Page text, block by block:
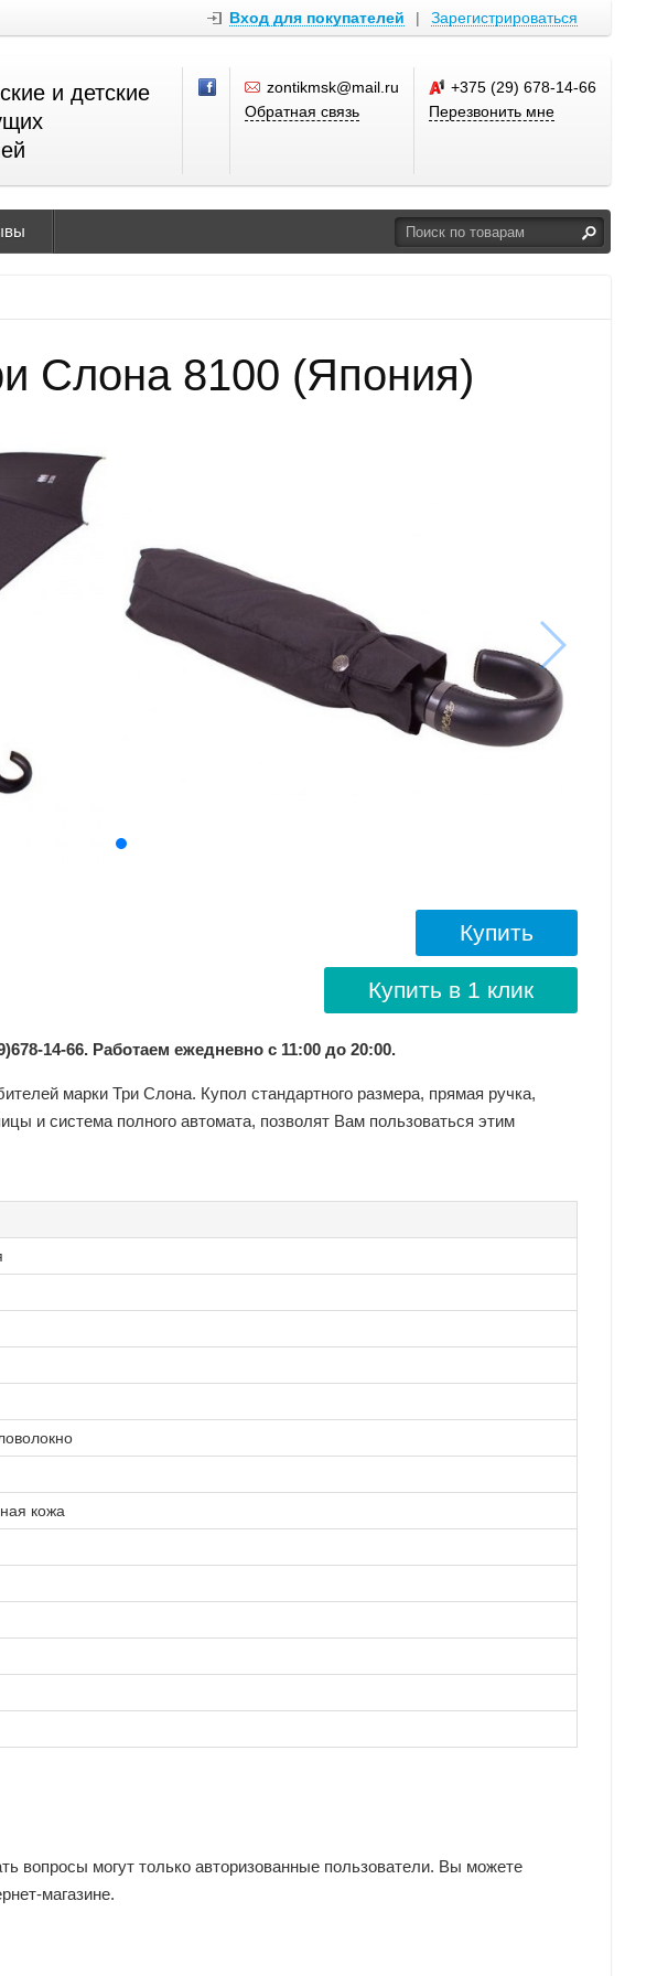
Вход для покупателей | Зарегистрироваться
и детские
zontikmsk@mail.ru
Обратная связь
+375 (29) 678-14-66
Перезвонить мне
Слона 8100 (Япония)
Купить
Купить в 1 клик
14-66. Работаем ежедневно с 11:00 до 20:00.
марки Три Слона. Купол стандартного размера, прямая ручка,
и система полного автомата, позволят Вам пользоваться этим
кожа
вопросы могут только авторизованные пользователи. Вы можете
магазине.